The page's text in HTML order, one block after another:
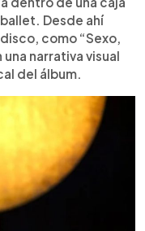
formatos
temas de “Lux”
marcando el
Desde ahí
como “Sexo,
narrativa visual
del álbum.